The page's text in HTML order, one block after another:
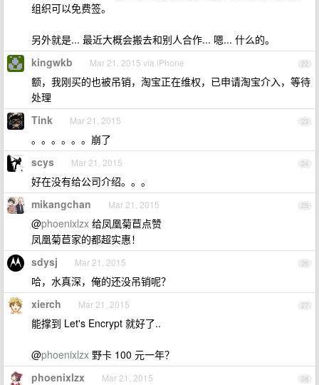
组织可以免费签。
另外就是... 最近大概会搬去和别人合作... 嗯... 什么的。
22
kingwkb Mar 21, 2015 via iPhone
额，我刚买的也被吊销，淘宝正在维权，已申请淘宝介入，等待
处理
23
Tink Mar 21, 2015
。。。。。。崩了
24
scys Mar 21, 2015
好在没有给公司介绍。。。
25
mikangchan Mar 21, 2015
@phoenixlzx 给凤凰菊苣点赞
凤凰菊苣家的都超实惠！
26
sdysj Mar 21, 2015
哈，水真深，俺的还没吊销呢？
27
xierch Mar 21, 2015
能撑到 Let's Encrypt 就好了..
@phoenixlzx 野卡 100 元一年？
28
phoenixlzx Mar 21, 2015